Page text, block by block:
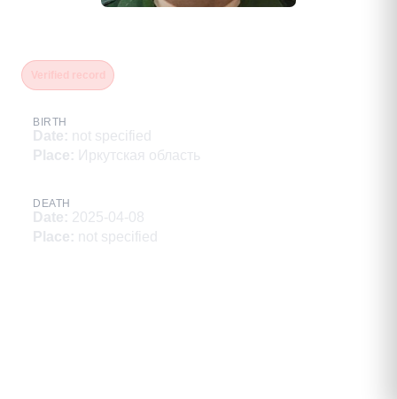
BIRTH
Date: not specified
Place: Иркутская область
DEATH
Date: 2025-04-08
Place: not specified